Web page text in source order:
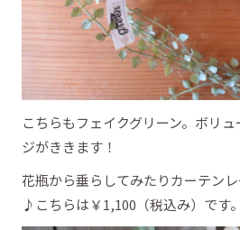
こちらもフェイクグリーン。ボリ
ジがききます！
花瓶から垂らしてみたりカーテン
♪こちらは￥1,100（税込み）です。